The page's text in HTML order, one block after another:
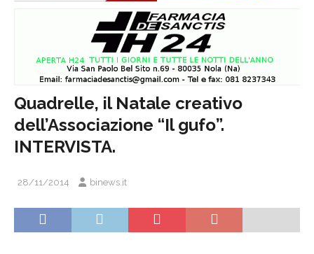
Quadrelle, il Natale creativo
dell’Associazione “Il gufo”.
INTERVISTA.
28/11/2014 binews.it